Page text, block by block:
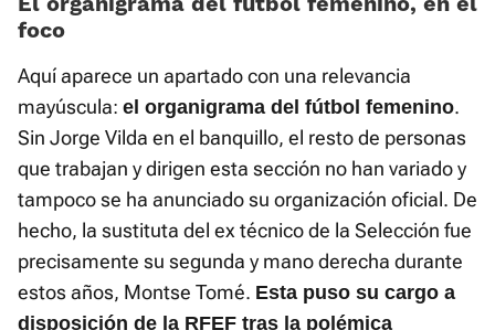
foco
Aquí aparece un apartado con una relevancia
mayúscula: el organigrama del fútbol femenino.
Sin Jorge Vilda en el banquillo, el resto de personas
que trabajan y dirigen esta sección no han variado y
tampoco se ha anunciado su organización oficial. De
hecho, la sustituta del ex técnico de la Selección fue
precisamente su segunda y mano derecha durante
estos años, Montse Tomé. Esta puso su cargo a
disposición de la RFEF tras la polémica